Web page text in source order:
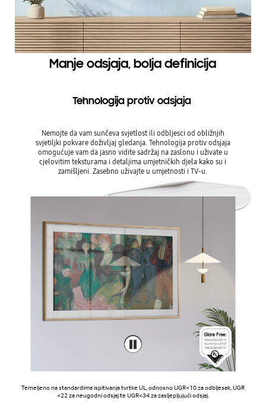
Manje odsjaja, bolja definicija
Tehnologija protiv odsjaja
Nemojte da vam sunčeva svjetlost ili odbljesci od obližnjih
svjetiljki pokvare doživljaj gledanja. Tehnologija protiv odsjaja
omogućuje vam da jasno vidite sadržaj na zaslonu i uživate u
cjelovitim teksturama i detaljima umjetničkih djela kako su i
zamišljeni. Zasebno uživajte u umjetnosti i TV-u.
Temeljeno na standardima ispitivanja tvrtke UL, odnosno UGR<10 za odbljesak, UGR
<22 za neugodni odsjaj te UGR<34 za zasljepljujući odsjaj.